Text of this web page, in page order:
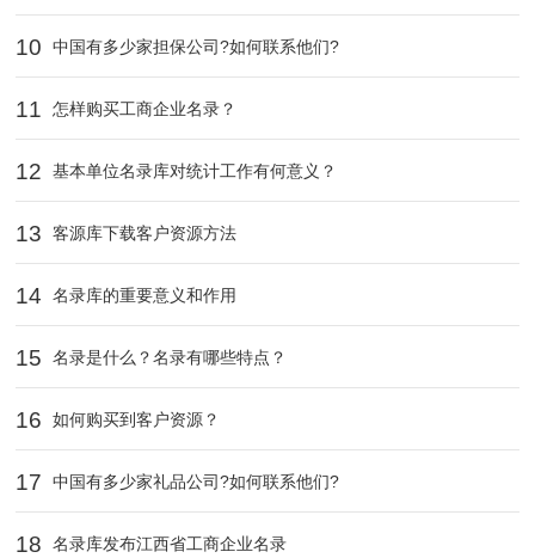
10 中国有多少家担保公司?如何联系他们?
11 怎样购买工商企业名录？
12 基本单位名录库对统计工作有何意义？
13 客源库下载客户资源方法
14 名录库的重要意义和作用
15 名录是什么？名录有哪些特点？
16 如何购买到客户资源？
17 中国有多少家礼品公司?如何联系他们?
18 名录库发布江西省工商企业名录